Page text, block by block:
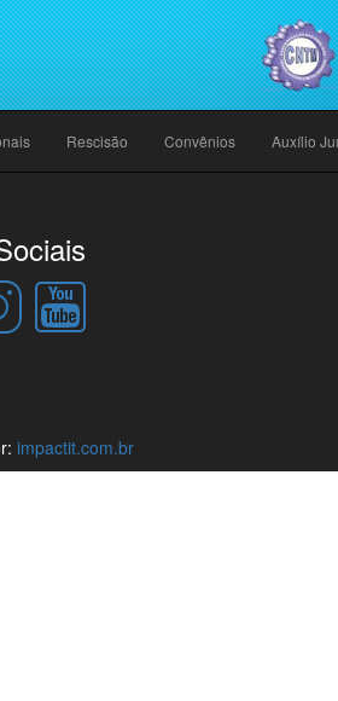
Rescisão Convênios Auxílio
impactit.com.br